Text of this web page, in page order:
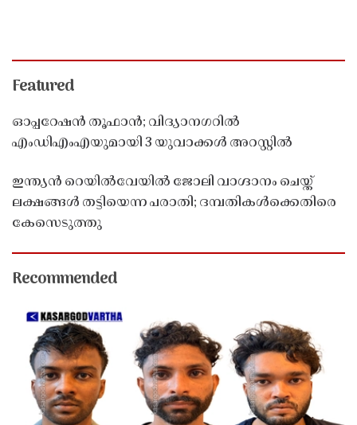
Featured
ഓപ്പറേഷൻ തൂഫാൻ; വിദ്യാനഗറിൽ
എംഡിഎംഎയുമായി 3 യുവാക്കൾ അറസ്റ്റിൽ
ഇന്ത്യൻ റെയിൽവേയിൽ ജോലി വാഗ്ദാനം ചെയ്ത്
ലക്ഷങ്ങൾ തട്ടിയെന്ന പരാതി; ദമ്പതികൾക്കെതിരെ
കേസെടുത്തു
Recommended